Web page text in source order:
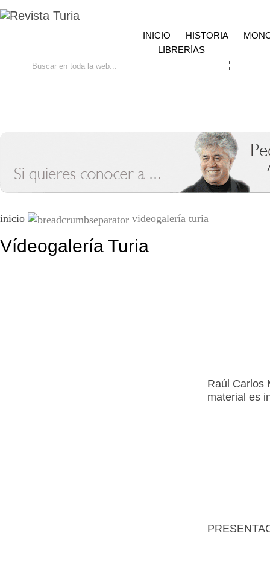
INICIO HISTORIA
LIBRERÍAS
inicio videogalería turia
Vídeogalería Turia
Raúl Carlos
material es